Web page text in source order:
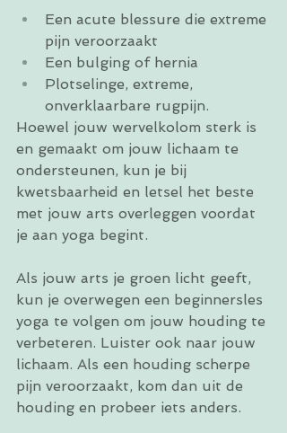
Een acute blessure die extreme
pijn veroorzaakt
Een bulging of hernia
Plotselinge, extreme,
onverklaarbare rugpijn.
Hoewel jouw wervelkolom sterk is
en gemaakt om jouw lichaam te
ondersteunen, kun je bij
kwetsbaarheid en letsel het beste
met jouw arts overleggen voordat
je aan yoga begint.
Als jouw arts je groen licht geeft,
kun je overwegen een beginnersles
yoga te volgen om jouw houding te
verbeteren. Luister ook naar jouw
lichaam. Als een houding scherpe
pijn veroorzaakt, kom dan uit de
houding en probeer iets anders.